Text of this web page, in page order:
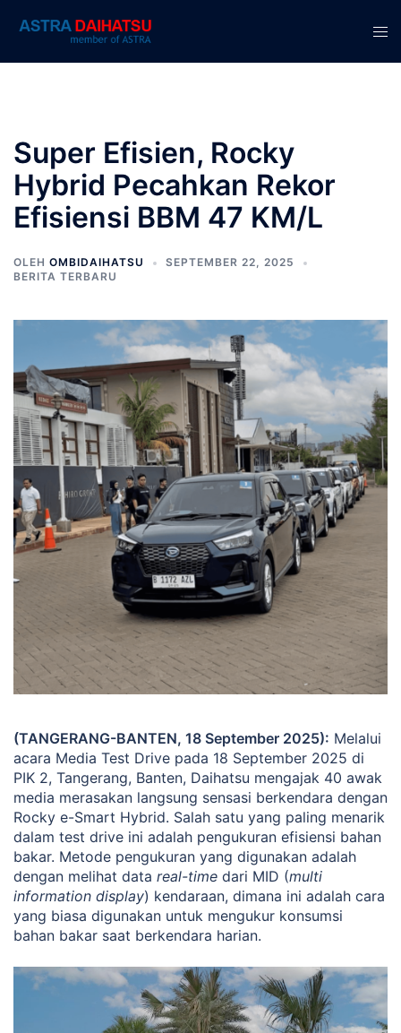
Super Efisien, Rocky
Hybrid Pecahkan Rekor
Efisiensi BBM 47 KM/L
OLEH OMBIDAIHATSU
SEPTEMBER 22, 2025
BERITA TERBARU
(TANGERANG-BANTEN, 18 September 2025): Melalui
acara Media Test Drive pada 18 September 2025 di
PIK 2, Tangerang, Banten, Daihatsu mengajak 40 awak
media merasakan langsung sensasi berkendara dengan
Rocky e-Smart Hybrid. Salah satu yang paling menarik
dalam test drive ini adalah pengukuran efisiensi bahan
bakar. Metode pengukuran yang digunakan adalah
dengan melihat data real-time dari MID (multi
information display) kendaraan, dimana ini adalah cara
yang biasa digunakan untuk mengukur konsumsi
bahan bakar saat berkendara harian.